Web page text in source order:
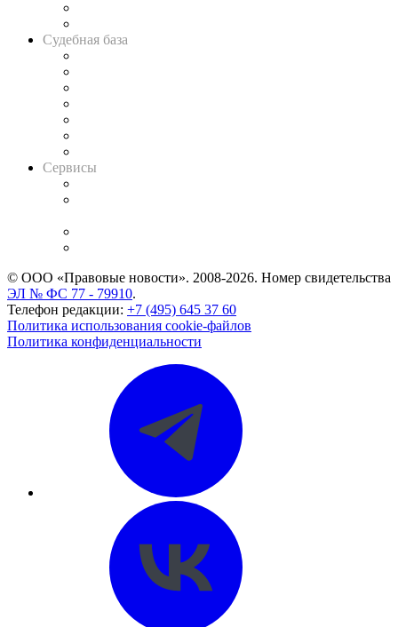
Судебная база
Сервисы
© ООО «Правовые новости». 2008-2026. Номер свидетельства
ЭЛ № ФС 77 - 79910.
Телефон редакции: +7 (495) 645 37 60
Политика использования cookie-файлов
Политика конфиденциальности